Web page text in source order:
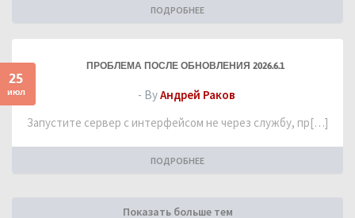
ПОДРОБНЕЕ
25
июл
ПРОБЛЕМА ПОСЛЕ ОБНОВЛЕНИЯ 2026.6.1
- ByАндрей Раков
Запустите сервер с интерфейсом не через службу, пр[…]
ПОДРОБНЕЕ
Показать больше тем